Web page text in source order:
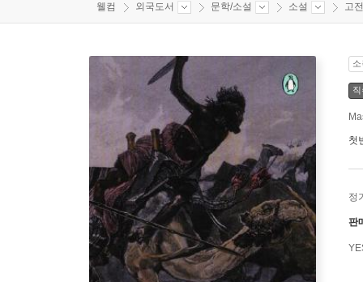
웰컴 외국도서 문학/소설 소설 고
첫
정
판